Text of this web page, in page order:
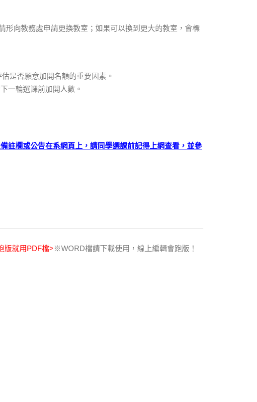
向教務處申請更換教室；如果可以換到更大的教室，會標
是否願意加開名額的重要因素。
一輪選課前加開人數。
註欄或公告在系網頁上，請同學選課前記得上網查看，並參
版就用PDF檔>※WORD檔請下載使用，線上編輯會跑版！